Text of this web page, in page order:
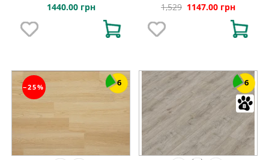
1440.00 грн 1,529 1147.00 грн
−25% 6 6